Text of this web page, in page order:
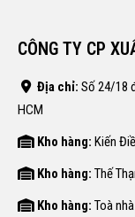
CÔNG TY CP
Địa chỉ: Số 24/18
HCM
Kho hàng: Kiến
Kho hàng: Thế
Kho hàng: Toà